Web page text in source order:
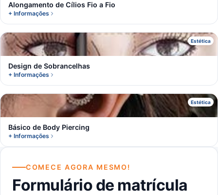
Alongamento de Cílios Fio a Fio
+ Informações
Estética
D
Design de Sobrancelhas
+ Informações
Estética
B
Básico de Body Piercing
+ Informações
COMECE AGORA MESMO!
Formulário de matrícula